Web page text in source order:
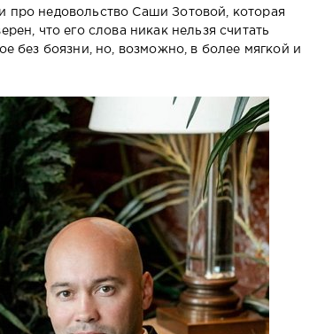
про недовольство Саши Зотовой, которая
что его слова никак нельзя считать
без боязни, но, возможно, в более мягкой и